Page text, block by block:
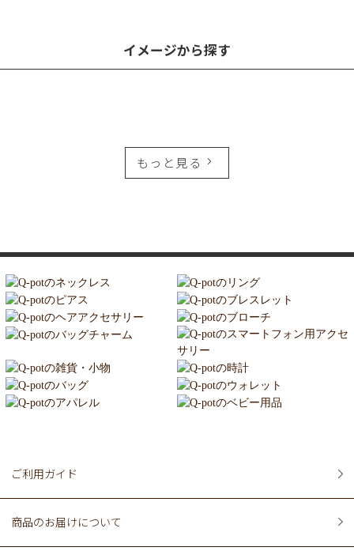
イメージから探す
もっと見る
ご利用ガイド
商品のお届けについて